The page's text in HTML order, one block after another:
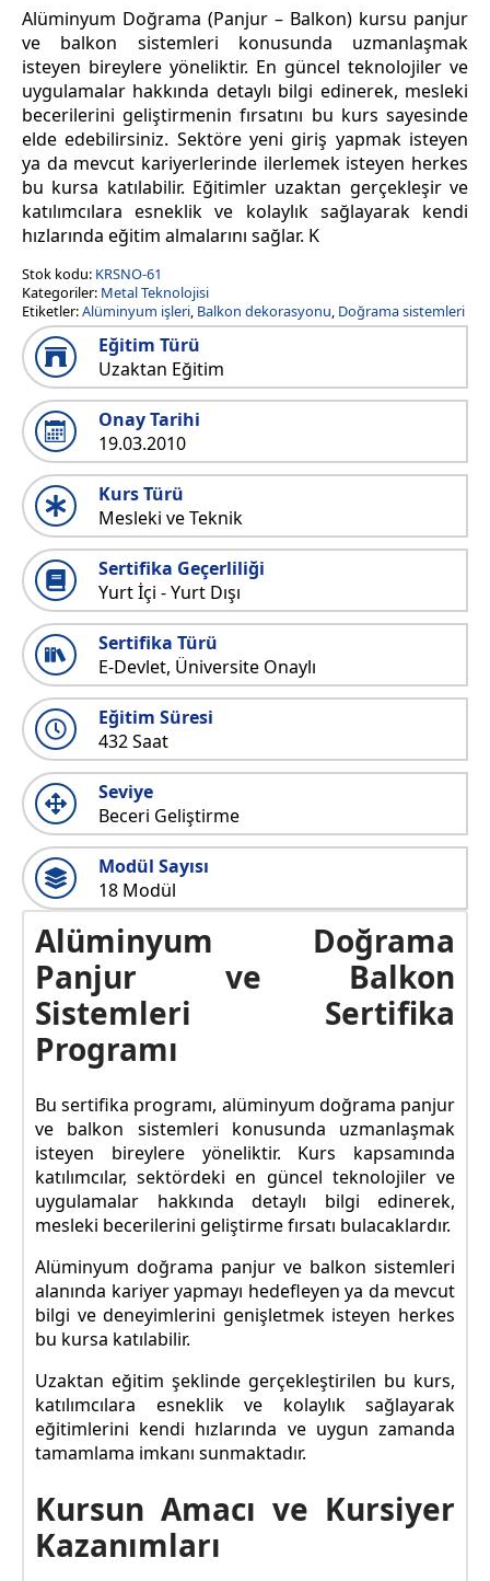
Alüminyum Doğrama (Panjur – Balkon) kursu panjur
ve balkon sistemleri konusunda uzmanlaşmak
isteyen bireylere yöneliktir. En güncel teknolojiler ve
uygulamalar hakkında detaylı bilgi edinerek, mesleki
becerilerini geliştirmenin fırsatını bu kurs sayesinde
elde edebilirsiniz. Sektöre yeni giriş yapmak isteyen
ya da mevcut kariyerlerinde ilerlemek isteyen herkes
bu kursa katılabilir. Eğitimler uzaktan gerçekleşir ve
katılımcılara esneklik ve kolaylık sağlayarak kendi
hızlarında eğitim almalarını sağlar. K
Stok kodu: KRSNO-61
Kategoriler: Metal Teknolojisi
Etiketler:Alüminyum işleri, Balkon dekorasyonu, Doğrama sistemleri
Eğitim Türü
Uzaktan Eğitim
Onay Tarihi
19.03.2010
Kurs Türü
Mesleki ve Teknik
Sertifika Geçerliliği
Yurt İçi - Yurt Dışı
Sertifika Türü
E-Devlet, Üniversite Onaylı
Eğitim Süresi
432 Saat
Seviye
Beceri Geliştirme
Modül Sayısı
18 Modül
Alüminyum Doğrama
Panjur ve Balkon
Sistemleri Sertifika
Programı
Bu sertifika programı, alüminyum doğrama panjur
ve balkon sistemleri konusunda uzmanlaşmak
isteyen bireylere yöneliktir. Kurs kapsamında
katılımcılar, sektördeki en güncel teknolojiler ve
uygulamalar hakkında detaylı bilgi edinerek,
mesleki becerilerini geliştirme fırsatı bulacaklardır.
Alüminyum doğrama panjur ve balkon sistemleri
alanında kariyer yapmayı hedefleyen ya da mevcut
bilgi ve deneyimlerini genişletmek isteyen herkes
bu kursa katılabilir.
Uzaktan eğitim şeklinde gerçekleştirilen bu kurs,
katılımcılara esneklik ve kolaylık sağlayarak
eğitimlerini kendi hızlarında ve uygun zamanda
tamamlama imkanı sunmaktadır.
Kursun Amacı ve Kursiyer
Kazanımları